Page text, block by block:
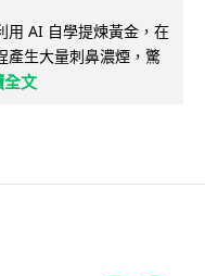
用 AI 自學提煉黃金，在
產生大量刺鼻濃煙，驚
全文